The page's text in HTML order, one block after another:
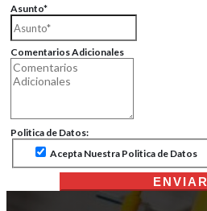
Asunto*
Comentarios Adicionales
Politica de Datos:
Acepta Nuestra Politica de Datos
ENVIAR